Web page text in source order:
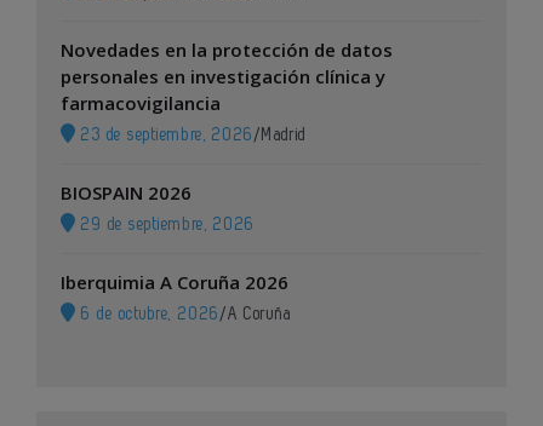
Novedades en la protección de datos
personales en investigación clínica y
farmacovigilancia
23 de septiembre, 2026 / Madrid
BIOSPAIN 2026
29 de septiembre, 2026
Iberquimia A Coruña 2026
6 de octubre, 2026 /A Coruña